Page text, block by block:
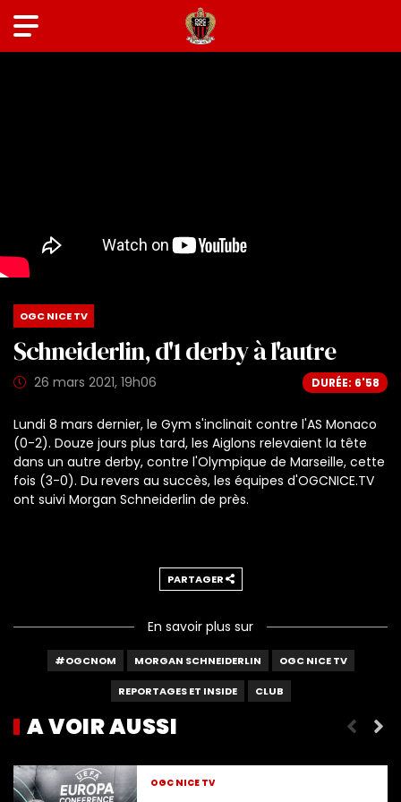
OGC NICE TV
Schneiderlin, d'1 derby à l'autre
26 mars 2021, 19h06 DURÉE: 6'58
Lundi 8 mars dernier, le Gym s'inclinait contre l'AS Monaco
(0-2). Douze jours plus tard, les Aiglons relevaient la tête
dans un autre derby, contre l'Olympique de Marseille, cette
fois (3-0). Du revers au succès, les équipes d'OGCNICE.TV
ont suivi Morgan Schneiderlin de près.
PARTAGER
En savoir plus sur
#OGCNOM MORGAN SCHNEIDERLIN OGC NICE TV
REPORTAGES ET INSIDE CLUB
A VOIR AUSSI
OGC NICE TV
"Souverains au Louis-II"